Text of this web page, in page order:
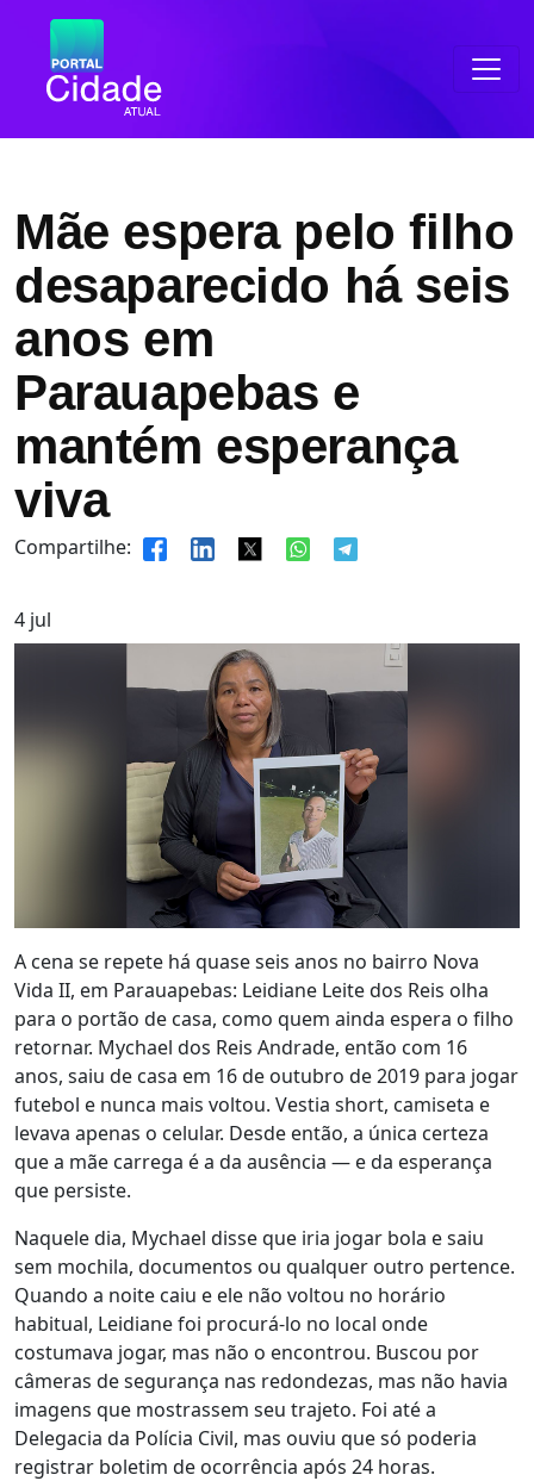
Mãe espera pelo filho
desaparecido há seis
anos em
Parauapebas e
mantém esperança
viva
Compartilhe:
4 jul
A cena se repete há quase seis anos no bairro Nova
Vida II, em Parauapebas: Leidiane Leite dos Reis olha
para o portão de casa, como quem ainda espera o filho
retornar. Mychael dos Reis Andrade, então com 16
anos, saiu de casa em 16 de outubro de 2019 para jogar
futebol e nunca mais voltou. Vestia short, camiseta e
levava apenas o celular. Desde então, a única certeza
que a mãe carrega é a da ausência — e da esperança
que persiste.
Naquele dia, Mychael disse que iria jogar bola e saiu
sem mochila, documentos ou qualquer outro pertence.
Quando a noite caiu e ele não voltou no horário
habitual, Leidiane foi procurá-lo no local onde
costumava jogar, mas não o encontrou. Buscou por
câmeras de segurança nas redondezas, mas não havia
imagens que mostrassem seu trajeto. Foi até a
Delegacia da Polícia Civil, mas ouviu que só poderia
registrar boletim de ocorrência após 24 horas.